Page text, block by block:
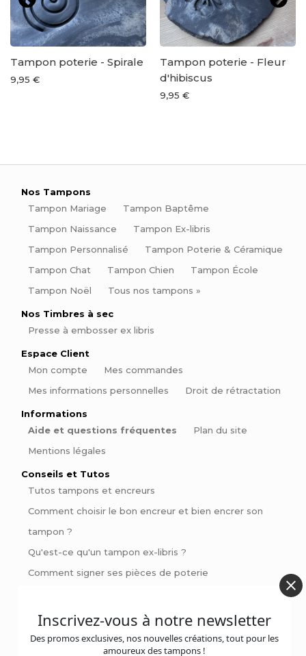
Tampon poterie - Spirale
9,95 €
Tampon poterie - Fleur
d'hibiscus
9,95 €
Nos Tampons
Tampon Mariage
Tampon Baptême
Tampon Naissance
Tampon Ex-libris
Tampon Personnalisé
Tampon Poterie & Céramique
Tampon Chat
Tampon Chien
Tampon École
Tampon Noël
Tous nos tampons »
Nos Timbres à sec
Presse à embosser ex libris
Espace Client
Mon compte
Mes commandes
Mes informations personnelles
Droit de rétractation
Informations
Aide et questions fréquentes
Plan du site
Mentions légales
Conseils et Tutos
Tutos tampons et encreurs
Comment choisir le bon encreur et bien encrer son
tampon ?
Qu'est-ce qu'un tampon ex-libris ?
Comment signer ses pièces de poterie
Pinces à gaufrer : Personnalisez vos livres et invitations
avec style
Inscrivez-vous à notre newsletter
Des promos exclusives, nos nouvelles créations, tout pour les
amoureux des tampons !